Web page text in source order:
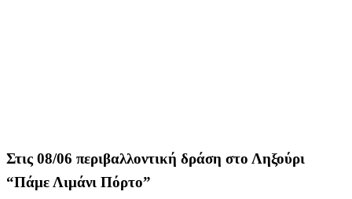
Στις 08/06 περιβαλλοντική δράση στο Ληξούρι
“Πάμε Λιμάνι Πόρτο”